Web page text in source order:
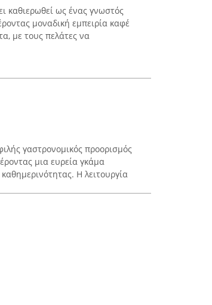
καθιερωθεί ως ένας γνωστός
μοναδική εμπειρία καφέ
με τους πελάτες να
γαστρονομικός προορισμός
μια ευρεία γκάμα
Η λειτουργία